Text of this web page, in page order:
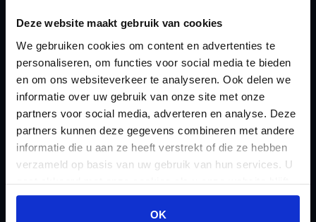
Deze website maakt gebruik van cookies
We gebruiken cookies om content en advertenties te
personaliseren, om functies voor social media te bieden
en om ons websiteverkeer te analyseren. Ook delen we
informatie over uw gebruik van onze site met onze
partners voor social media, adverteren en analyse. Deze
partners kunnen deze gegevens combineren met andere
informatie die u aan ze heeft verstrekt of die ze hebben
verzameld op basis van uw gebruik van hun services. U
gaat akkoord met onze cookies als u onze website blijft
gebruiken.
OK
Checklist IB 2023 (Word)
Checklist IB 2024 (PDF)
Checklist IB 2024 (Word)
Checklist IB 2025 (PDF)
Checklist IB 2025 (Word)
Contact
Stamrecht BV
Mogelijkheden
Stamrecht BV
ODV BV
Ontbinden Stamrecht
BV
Onzakelijke lening
Stamrecht BV